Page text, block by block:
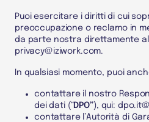
Puoi esercitare i diritti di cui
preoccupazione o reclamo in
da parte nostra direttamente
privacy@iziwork.com.
In qualsiasi momento, puoi
contattare il nostro
dei dati (“DPO”), qui:
contattare l’Autorità di